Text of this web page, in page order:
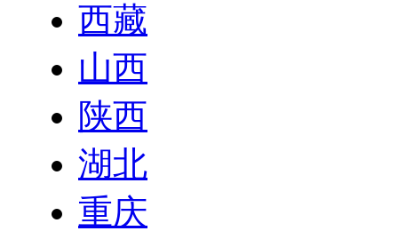
西藏
山西
陕西
湖北
重庆